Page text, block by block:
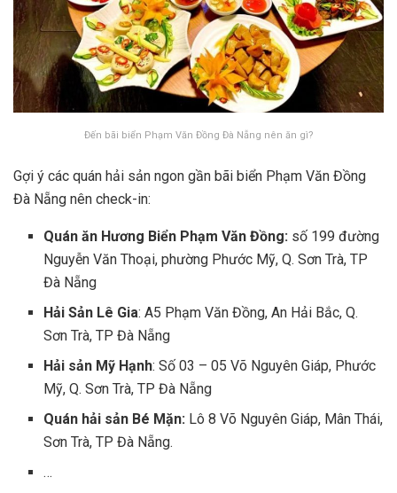
Đến bãi biển Phạm Văn Đồng Đà Nẵng nên ăn gì?
Gợi ý các quán hải sản ngon gần bãi biển Phạm Văn Đồng
Đà Nẵng nên check-in:
Quán ăn Hương Biển Phạm Văn Đồng: số 199 đường
Nguyễn Văn Thoại, phường Phước Mỹ, Q. Sơn Trà, TP
Đà Nẵng
Hải Sản Lê Gia: A5 Phạm Văn Đồng, An Hải Bắc, Q.
Sơn Trà, TP Đà Nẵng
Hải sản Mỹ Hạnh: Số 03 – 05 Võ Nguyên Giáp, Phước
Mỹ, Q. Sơn Trà, TP Đà Nẵng
Quán hải sản Bé Mặn: Lô 8 Võ Nguyên Giáp, Mân Thái,
Sơn Trà, TP Đà Nẵng.
…